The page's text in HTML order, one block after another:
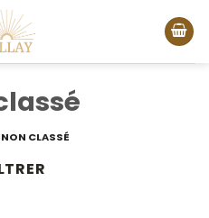
NON CLASSÉ